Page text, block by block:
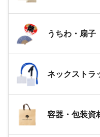
うちわ・扇子
ネックストラ
容器・包装資